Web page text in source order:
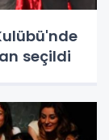
seçildi